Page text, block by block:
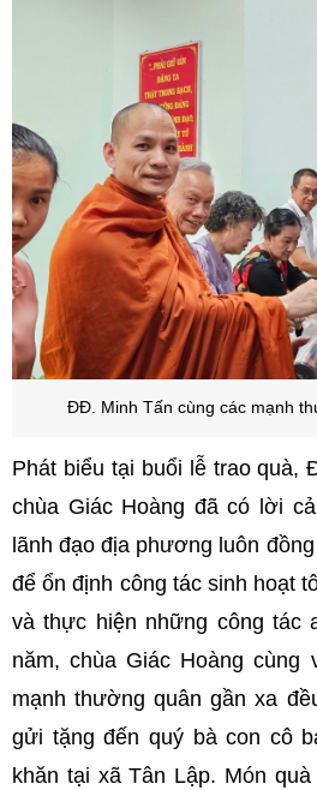
ĐĐ. Minh Tấn cùng các mạnh
Phát biểu tại buổi lễ trao quà,
chùa Giác Hoàng đã có lời
lãnh đạo địa phương luôn
để ổn định công tác sinh hoạt
và thực hiện những công tác
năm, chùa Giác Hoàng
mạnh thường quân gần xa
gửi tặng đến quý bà con cô
khăn tại xã Tân Lập. Món